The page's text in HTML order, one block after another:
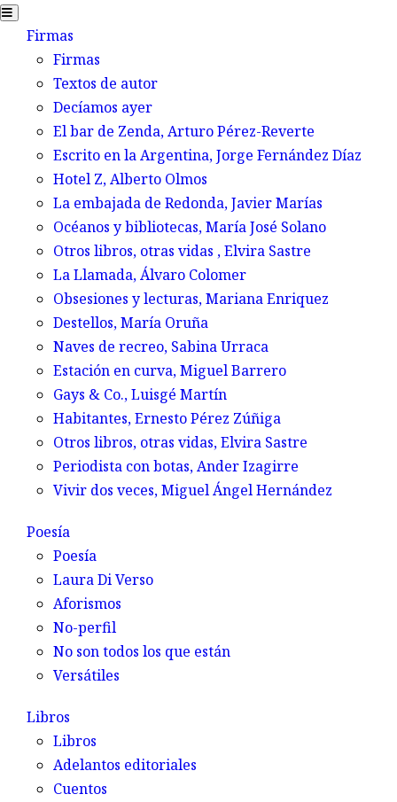
Firmas
Firmas
Textos de autor
Decíamos ayer
El bar de Zenda,Arturo Pérez-Reverte
Escrito en la Argentina,Jorge Fernández Díaz
Hotel Z,Alberto Olmos
La embajada de Redonda,Javier Marías
Océanos y bibliotecas,María José Solano
Otros libros, otras vidas , Elvira Sastre
La Llamada,Álvaro Colomer
Obsesiones y lecturas,Mariana Enriquez
Destellos,María Oruña
Naves de recreo, Sabina Urraca
Estación en curva,Miguel Barrero
Gays & Co.,Luisgé Martín
Habitantes,Ernesto Pérez Zúñiga
Otros libros, otras vidas,Elvira Sastre
Periodista con botas,Ander Izagirre
Vivir dos veces,Miguel Ángel Hernández
Poesía
Poesía
Laura Di Verso
Aforismos
No-perfil
No son todos los que están
Versátiles
Libros
Libros
Adelantos editoriales
Cuentos